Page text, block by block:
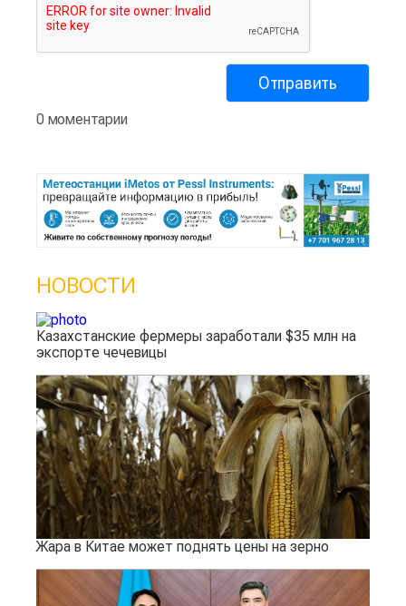
0 моментарии
НОВОСТИ
Казахстанские фермеры заработали $35 млн на
экспорте чечевицы
Жара в Китае может поднять цены на зерно